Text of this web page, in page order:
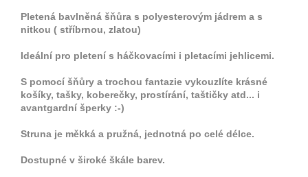
Pletená bavlněná šňůra s polyesterovým jádrem a s
nitkou ( stříbrnou, zlatou)
Ideální pro pletení s háčkovacími i pletacími jehlicemi.
S pomocí šňůry a trochou fantazie vykouzlíte krásné
košíky, tašky, koberečky, prostírání, taštičky atd... i
avantgardní šperky :-)
Struna je měkká a pružná, jednotná po celé délce.
Dostupné v široké škále barev.